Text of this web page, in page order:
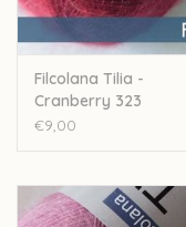
210 m / 25 g
Handwash
Let op: de kleur op
Filcolana Tilia -
Cranberry 323
€9,00